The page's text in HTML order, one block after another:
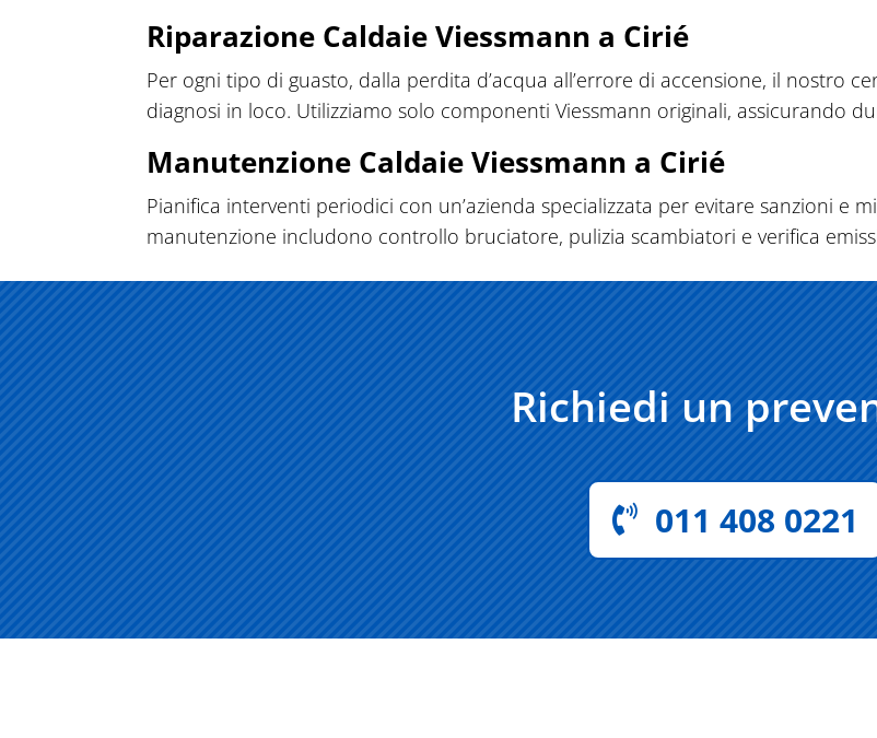
Riparazione Caldaie Viessmann a Cirié
Per ogni tipo di guasto, dalla perdita d’acqua all’errore di accensione, il nostro
diagnosi in loco. Utilizziamo solo componenti Viessmann originali, assicurando
Manutenzione Caldaie Viessmann a Cirié
Pianifica interventi periodici con un’azienda specializzata per evitare sanzioni e
manutenzione includono controllo bruciatore, pulizia scambiatori e verifica
Richiedi un
011 408 0221